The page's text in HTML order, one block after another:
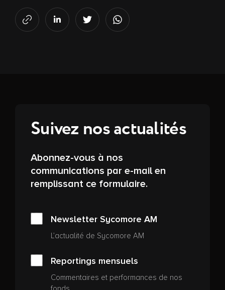
Suivez nos actualités
Abonnez-vous à nos
communications par e-mail en
remplissant ce formulaire.
Newsletter Sycomore AM
L’actualité de Sycomore AM
Reportings mensuels
Commentaires et performances de nos